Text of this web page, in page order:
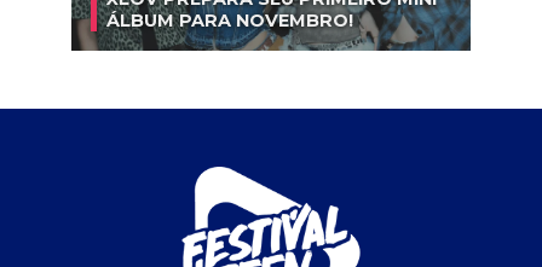
ÁLBUM PARA NOVEMBRO!